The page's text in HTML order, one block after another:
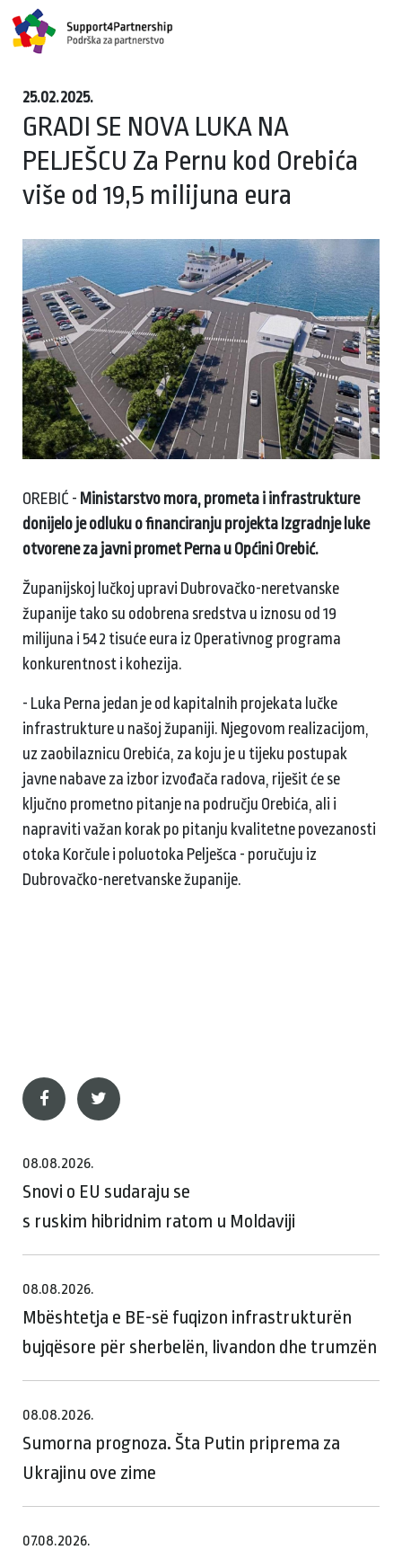
25.02.2025.
GRADI SE NOVA LUKA NA
PELJEŠCU Za Pernu kod Orebića
više od 19,5 milijuna eura
OREBIĆ - Ministarstvo mora, prometa i infrastrukture
donijelo je odluku o financiranju projekta Izgradnje luke
otvorene za javni promet Perna u Općini Orebić.
Županijskoj lučkoj upravi Dubrovačko-neretvanske
županije tako su odobrena sredstva u iznosu od 19
milijuna i 542 tisuće eura iz Operativnog programa
konkurentnost i kohezija.
- Luka Perna jedan je od kapitalnih projekata lučke
infrastrukture u našoj županiji. Njegovom realizacijom,
uz zaobilaznicu Orebića, za koju je u tijeku postupak
javne nabave za izbor izvođača radova, riješit će se
ključno prometno pitanje na području Orebića, ali i
napraviti važan korak po pitanju kvalitetne povezanosti
otoka Korčule i poluotoka Pelješca - poručuju iz
Dubrovačko-neretvanske županije.
08.08.2026.
Snovi o EU sudaraju se
s ruskim hibridnim ratom u Moldaviji
08.08.2026.
Mbështetja e BE-së fuqizon infrastrukturën
bujqësore për sherbelën, livandon dhe trumzën
08.08.2026.
Sumorna prognoza. Šta Putin priprema za
Ukrajinu ove zime
07.08.2026.